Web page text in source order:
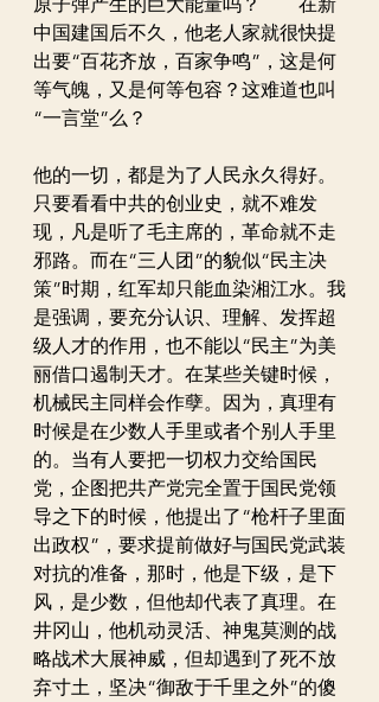
中国建国后不久，他老人家就很快提
出要“百花齐放，百家争鸣”，这是何
等气魄，又是何等包容？这难道也叫
“一言堂”么？
他的一切，都是为了人民永久得好。
只要看看中共的创业史，就不难发
现，凡是听了毛主席的，革命就不走
邪路。而在“三人团”的貌似“民主决
策”时期，红军却只能血染湘江水。我
是强调，要充分认识、理解、发挥超
级人才的作用，也不能以“民主”为美
丽借口遏制天才。在某些关键时候，
机械民主同样会作孽。因为，真理有
时候是在少数人手里或者个别人手里
的。当有人要把一切权力交给国民
党，企图把共产党完全置于国民党领
导之下的时候，他提出了“枪杆子里面
出政权”，要求提前做好与国民党武装
对抗的准备，那时，他是下级，是下
风，是少数，但他却代表了真理。在
井冈山，他机动灵活、神鬼莫测的战
略战术大展神威，但却遇到了死不放
弃寸土，坚决“御敌于千里之外”的傻